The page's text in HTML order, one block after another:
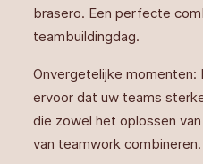
brasero. Een perfecte
teambuildingdag.
Onvergetelijke
ervoor dat uw teams
die zowel het oplossen
van teamwork combineren.